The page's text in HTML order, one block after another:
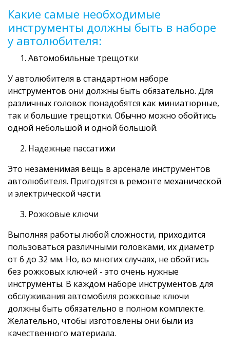
Какие самые необходимые
инструменты должны быть в наборе
у автолюбителя:
Автомобильные трещотки
У автолюбителя в стандартном наборе
инструментов они должны быть обязательно. Для
различных головок понадобятся как миниатюрные,
так и большие трещотки. Обычно можно обойтись
одной небольшой и одной большой.
Надежные пассатижи
Это незаменимая вещь в арсенале инструментов
автолюбителя. Пригодятся в ремонте механической
и электрической части.
Рожковые ключи
Выполняя работы любой сложности, приходится
пользоваться различными головками, их диаметр
от 6 до 32 мм. Но, во многих случаях, не обойтись
без рожковых ключей - это очень нужные
инструменты. В каждом наборе инструментов для
обслуживания автомобиля рожковые ключи
должны быть обязательно в полном комплекте.
Желательно, чтобы изготовлены они были из
качественного материала.